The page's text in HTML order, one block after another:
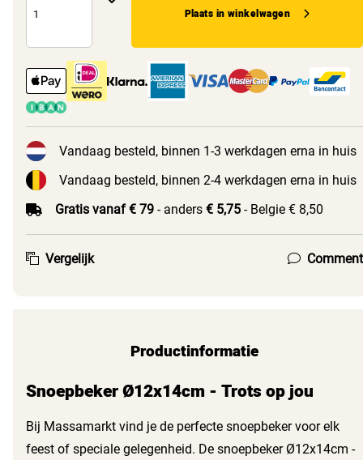
Plaats in winkelwagen
Vandaag besteld, binnen 1-3 werkdagen erna in huis
Vandaag besteld, binnen 2-4 werkdagen erna in huis
Gratis vanaf € 79 - anders € 5,75 - Belgie € 8,50
Vergelijk Comment
Productinformatie
Snoepbeker Ø12x14cm - Trots op jou
Bij Massamarkt vind je de perfecte snoepbeker voor elk
feest of speciale gelegenheid. De snoepbeker Ø12x14cm -